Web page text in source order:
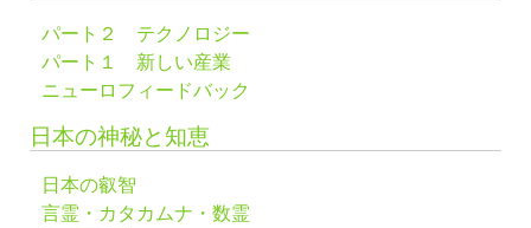
パート２ テクノロジー
パート１ 新しい産業
ニューロフィードバック
日本の神秘と知恵
日本の叡智
言霊・カタカムナ・数霊